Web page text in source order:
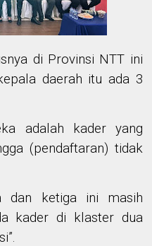
di Provinsi NTT ini
daerah itu ada 3
adalah kader yang
(pendaftaran) tidak
dan ketiga ini masih
kader di klaster dua
”.